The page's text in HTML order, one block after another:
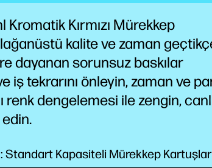
Kromatik Kırmızı Mürekkep
kalite ve zaman
dayanan sorunsuz baskılar
iş tekrarını önleyin, zaman ve
renk dengelemesi ile zengin,
Standart Kapasiteli Mürekkep